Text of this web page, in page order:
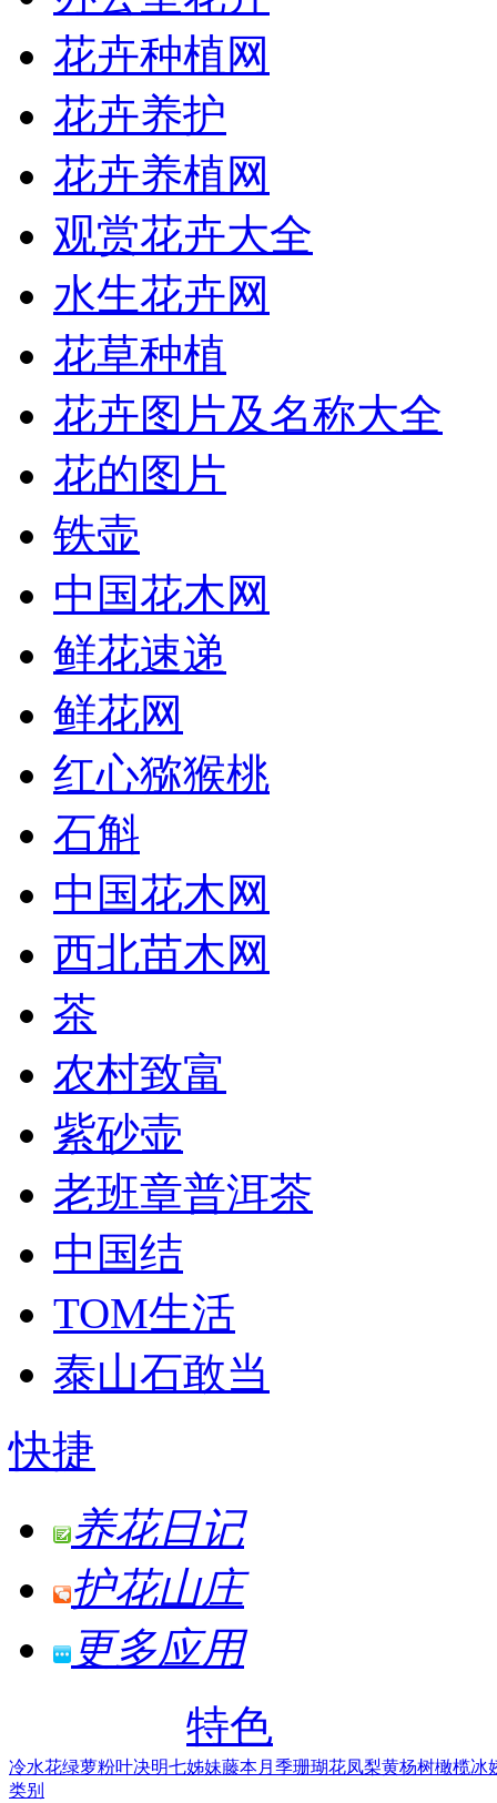
花卉种植网
花卉养护
花卉养植网
观赏花卉大全
水生花卉网
花草种植
花卉图片及名称大全
花的图片
铁壶
中国花木网
鲜花速递
鲜花网
红心猕猴桃
石斛
中国花木网
西北苗木网
茶
农村致富
紫砂壶
老班章普洱茶
中国结
TOM生活
泰山石敢当
快捷
养花日记
护花山庄
更多应用
特色
冷水花绿萝粉叶决明七姊妹藤本月季珊瑚花凤梨黄杨树橄榄冰
类别